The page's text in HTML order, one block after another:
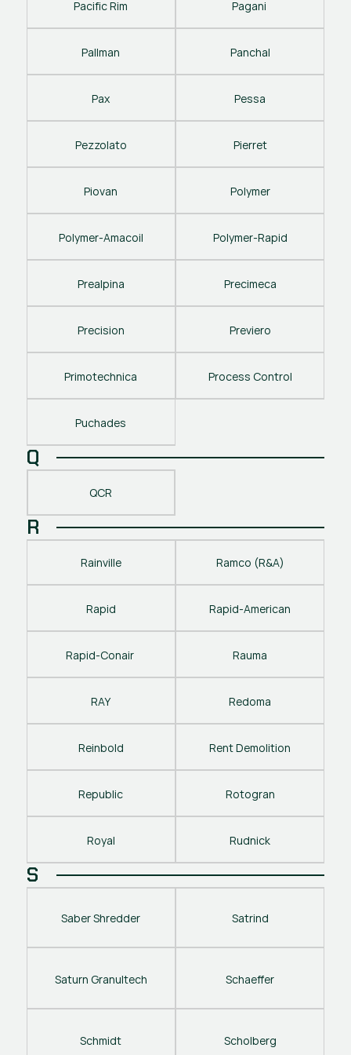
Pacific Rim Pagani
Pallman Panchal
Pax Pessa
Pezzolato Pierret
Piovan Polymer
Polymer-Amacoil Polymer-Rapid
Prealpina Precimeca
Precision Previero
Primotechnica Process Control
Puchades
Q
QCR
R
Rainville Ramco (R&A)
Rapid Rapid-American
Rapid-Conair Rauma
RAY Redoma
Reinbold Rent Demolition
Republic Rotogran
Royal Rudnick
S
Saber Shredder Satrind
Saturn Granultech Schaeffer
Schmidt Scholberg